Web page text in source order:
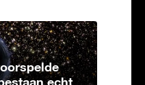
echt